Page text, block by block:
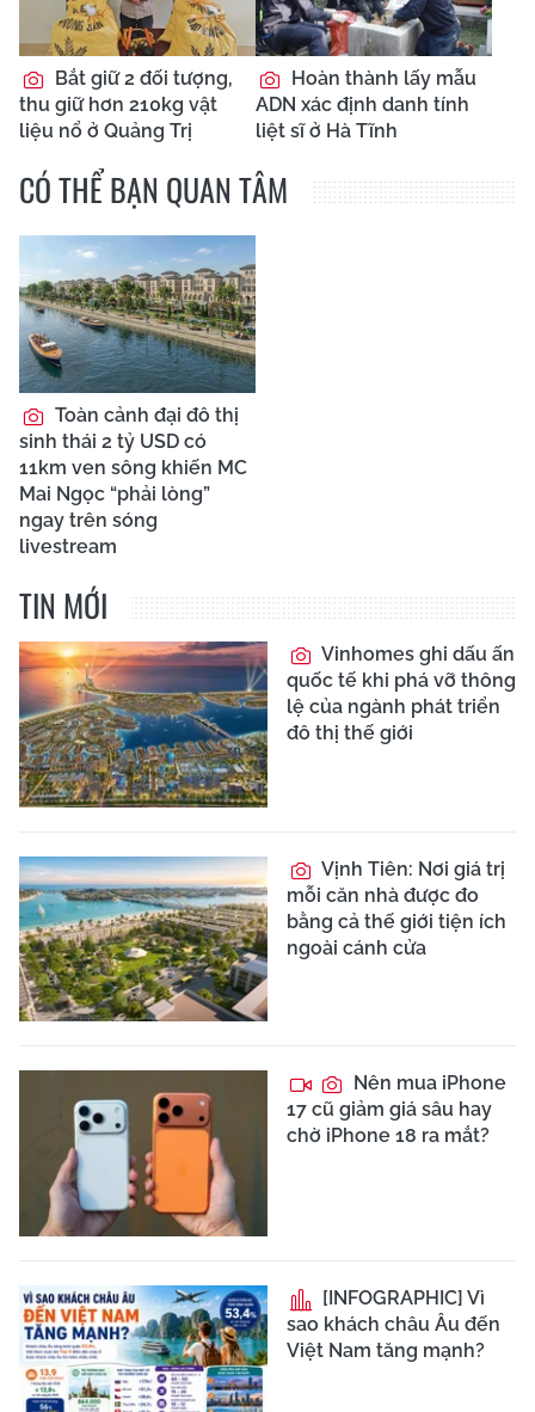
Bắt giữ 2 đối tượng,
thu giữ hơn 210kg vật
liệu nổ ở Quảng Trị
Hoàn thành lấy mẫu
ADN xác định danh tính
liệt sĩ ở Hà Tĩnh
CÓ THỂ BẠN QUAN TÂM
Toàn cảnh đại đô thị
sinh thái 2 tỷ USD có
11km ven sông khiến MC
Mai Ngọc “phải lòng”
ngay trên sóng
livestream
TIN MỚI
Vinhomes ghi dấu ấn
quốc tế khi phá vỡ thông
lệ của ngành phát triển
đô thị thế giới
Vịnh Tiên: Nơi giá trị
mỗi căn nhà được đo
bằng cả thế giới tiện ích
ngoài cánh cửa
Nên mua iPhone
17 cũ giảm giá sâu hay
chờ iPhone 18 ra mắt?
[INFOGRAPHIC] Vì
sao khách châu Âu đến
Việt Nam tăng mạnh?